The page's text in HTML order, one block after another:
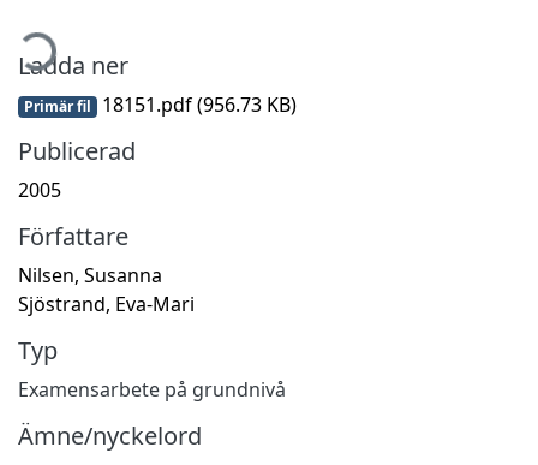
Ladda ner
Primär fil 18151.pdf(956.73 KB)
Publicerad
2005
Författare
Nilsen, Susanna
Sjöstrand, Eva-Mari
Typ
Examensarbete på grundnivå
Ämne/nyckelord